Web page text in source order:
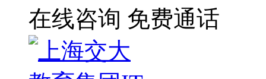
在线咨询 免费通话